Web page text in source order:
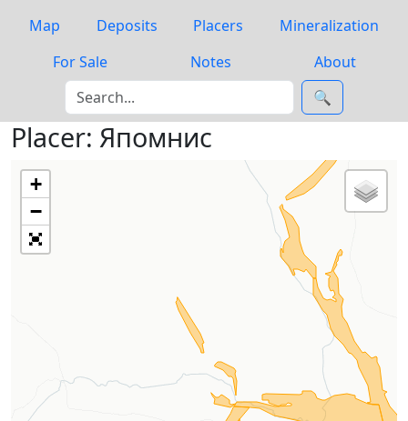
Map Deposits Placers
Mineralization
For Sale
Notes
About
🔍
Placer: Япомнис
+
−